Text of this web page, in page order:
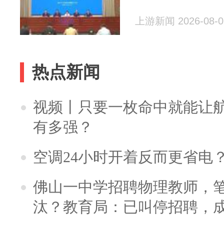
上游新闻 2026-08-
热点新闻
视频丨只要一枚命中就能让
有多强？
空调24小时开着反而更省电
佛山一中学招聘物理教师，
汰？教育局：已叫停招聘，